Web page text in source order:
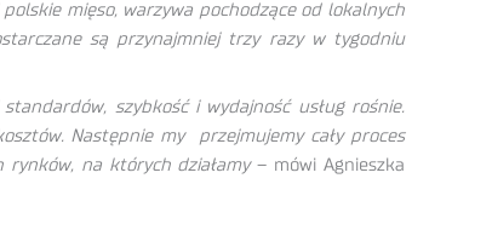
mięso, warzywa pochodzące od lokalnych
są przynajmniej trzy razy w tygodniu
szybkość i wydajność usług rośnie.
Następnie my przejmujemy cały proces
rynków, na których działamy– mówi Agnieszka